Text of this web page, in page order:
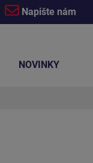
Napište nám
NOVINKY